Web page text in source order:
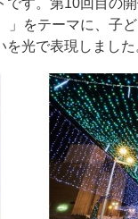
す。第10回目の
をテーマに、子
光で表現しました